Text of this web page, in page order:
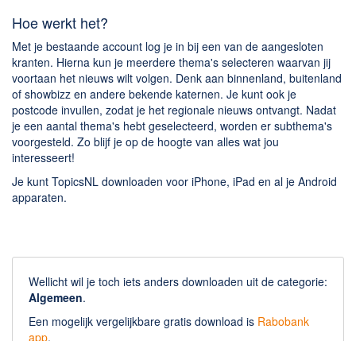
Parkeer apps
Rar en Zip (Compressie - Unzip)
Shopping
Spelletjes en Games
Webbrowsers
Hoe werkt het?
Met je bestaande account log je in bij een van de aangesloten
kranten. Hierna kun je meerdere thema's selecteren waarvan jij
voortaan het nieuws wilt volgen. Denk aan binnenland, buitenland
of showbizz en andere bekende katernen. Je kunt ook je
postcode invullen, zodat je het regionale nieuws ontvangt. Nadat
je een aantal thema's hebt geselecteerd, worden er subthema's
voorgesteld. Zo blijf je op de hoogte van alles wat jou
interesseert!
Je kunt TopicsNL downloaden voor iPhone, iPad en al je Android
apparaten.
Wellicht wil je toch iets anders downloaden uit de categorie:
Algemeen.
Een mogelijk vergelijkbare gratis download is Rabobank
app.